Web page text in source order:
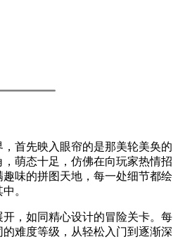
首先映入眼帘的是那美轮美奂的
萌态十足，仿佛在向玩家热情招
味的拼图天地，每一处细节都绘
。
，如同精心设计的冒险关卡。每
难度等级，从轻松入门到逐渐深